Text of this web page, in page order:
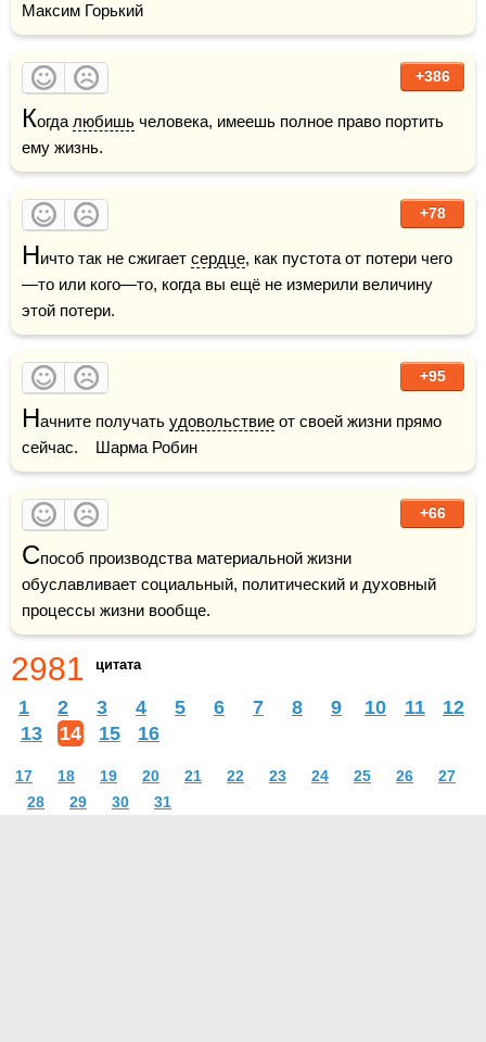
Максим Горький
+386
Когда любишь человека, имеешь полное право портить
ему жизнь.
+78
Ничто так не сжигает сердце, как пустота от потери чего
—то или кого—то, когда вы ещё не измерили величину
этой потери.
+95
Начните получать удовольствие от своей жизни прямо
сейчас.    Шарма Робин
+66
Способ производства материальной жизни
обуславливает социальный, политический и духовный
процессы жизни вообще.
2981 цитата
1 2 3 4 5 6 7 8 9 10 11
12
13
14 15 16
17 18 19 20 21 22 23 24 25 26
27
28
29 30 31